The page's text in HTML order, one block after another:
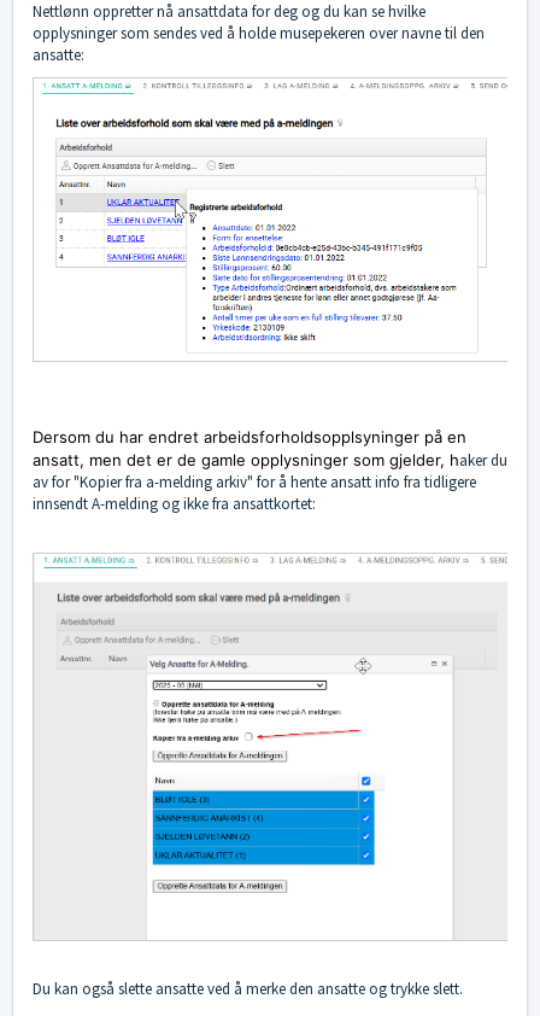
Nettlønn oppretter nå ansattdata for deg og du kan se hvilke
opplysninger som sendes ved å holde musepekeren over navne til den
ansatte:
Dersom du har endret arbeidsforholdsopplsyninger på en
ansatt, men det er de gamle opplysninger som gjelder, haker du
av for "Kopier fra a-melding arkiv" for å hente ansatt info fra tidligere
innsendt A-melding og ikke fra ansattkortet:
Du kan også slette ansatte ved å merke den ansatte og trykke slett.